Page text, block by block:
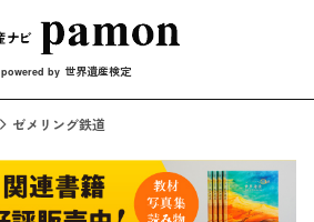
メインナビ
powered by 世界遺産検定
ゼメリング鉄道